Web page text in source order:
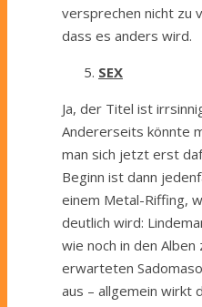
versprechen nicht zu
dass es anders wird.
SEX
Ja, der Titel ist
Andererseits könnte
man sich jetzt erst
Beginn ist dann
einem Metal-Riffing,
deutlich wird:
wie noch in den Alben
erwarteten
aus – allgemein wirkt